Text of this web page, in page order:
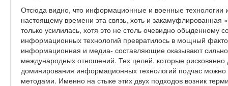
Отсюда видно, что информационные и военные технологии
настоящему времени эта связь, хоть и закамуфлированная
только усилилась, хотя это не столь очевидно
информационных технологий превратилось в мощный
информационная и медиа- составляющие оказывают
международных отношений. Тех целей, которые рискованно
доминирования информационных технологий подчас
методами. Именно на стыке этих двух подходов возник